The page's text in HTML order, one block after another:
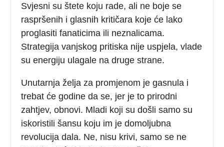
Svjesni su štete koju rade, ali ne boje se
raspršenih i glasnih kritičara koje će lako
proglasiti fanaticima ili neznalicama.
Strategija vanjskog pritiska nije uspjela, vlade
su energiju ulagale na druge strane.
Unutarnja želja za promjenom je gasnula i
trebat će godine da se, jer je to prirodni
zahtjev, obnovi. Mladi koji su došli samo su
iskoristili šansu koju im je domoljubna
revolucija dala. Ne, nisu krivi, samo se ne